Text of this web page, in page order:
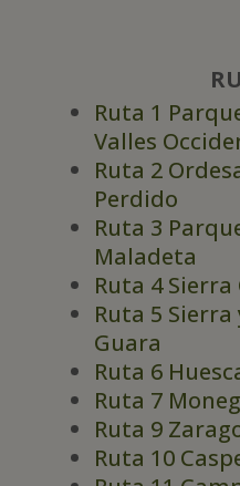
Ruta 1
Valles
Ruta 2
Perdido
Ruta 3
Maladeta
Ruta 4
Ruta 5 Sierra
Guara
Ruta 6
Ruta 7
Ruta 9
Ruta 10